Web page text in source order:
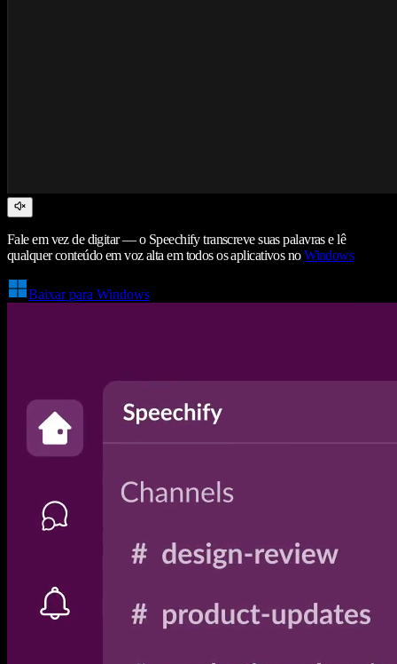
Fale em vez de digitar — o Speechify transcreve suas palavras e lê
qualquer conteúdo em voz alta em todos os aplicativos noWindows
Baixar para Windows